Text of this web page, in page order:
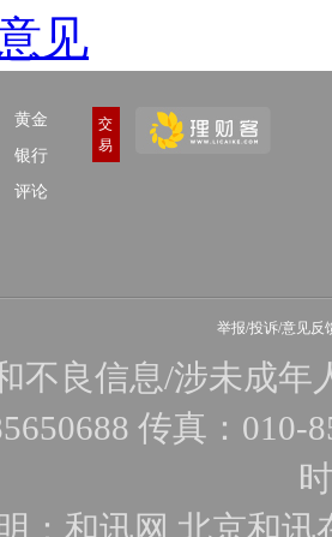
见
黄金
银行
评论
交
易
举报/投诉/意见反
不良信息/涉未成年
传真：010-
：和讯网 北京和